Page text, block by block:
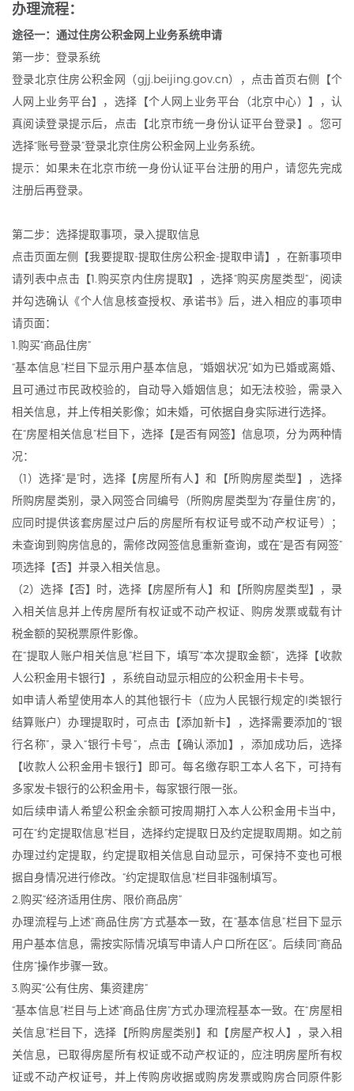
办理流程：
途径一：通过住房公积金网上业务系统申请
第一步：登录系统
登录北京住房公积金网（gjj.beijing.gov.cn），点击首页右侧【个
人网上业务平台】，选择【个人网上业务平台（北京中心）】，认
真阅读登录提示后，点击【北京市统一身份认证平台登录】。您可
选择“账号登录”登录北京住房公积金网上业务系统。
提示：如果未在北京市统一身份认证平台注册的用户，请您先完成
注册后再登录。
第二步：选择提取事项，录入提取信息
点击页面左侧【我要提取-提取住房公积金-提取申请】，在新事项申
请列表中点击【1.购买京内住房提取】，选择“购买房屋类型”，阅读
并勾选确认《个人信息核查授权、承诺书》后，进入相应的事项申
请页面：
1.购买“商品住房”
“基本信息”栏目下显示用户基本信息，“婚姻状况”如为已婚或离婚、
且可通过市民政校验的，自动导入婚姻信息；如无法校验，需录入
相关信息，并上传相关影像；如未婚，可依据自身实际进行选择。
在“房屋相关信息”栏目下，选择【是否有网签】信息项，分为两种情
况：
（1）选择“是”时，选择【房屋所有人】和【所购房屋类型】，选择
所购房屋类别，录入网签合同编号（所购房屋类型为“存量住房”的，
应同时提供该套房屋过户后的房屋所有权证号或不动产权证号）；
未查询到购房信息的，需修改网签信息重新查询，或在“是否有网签”
项选择【否】并录入相关信息。
（2）选择【否】时，选择【房屋所有人】和【所购房屋类型】，录
入相关信息并上传房屋所有权证或不动产权证、购房发票或载有计
税金额的契税票原件影像。
在“提取人账户相关信息”栏目下，填写“本次提取金额”，选择【收款
人公积金用卡银行】，系统自动显示相应的公积金用卡卡号。
如申请人希望使用本人的其他银行卡（应为人民银行规定的I类银行
结算账户）办理提取时，可点击【添加新卡】，选择需要添加的“银
行名称”，录入“银行卡号”，点击【确认添加】，添加成功后，选择
【收款人公积金用卡银行】即可。每名缴存职工本人名下，可持有
多家发卡银行的公积金用卡，每家银行限一张。
如后续申请人希望公积金余额可按周期打入本人公积金用卡当中，
可在“约定提取信息”栏目，选择约定提取日及约定提取周期。如之前
办理过约定提取，约定提取相关信息自动显示，可保持不变也可根
据自身情况进行修改。“约定提取信息”栏目非强制填写。
2.购买“经济适用住房、限价商品房”
办理流程与上述“商品住房”方式基本一致，在“基本信息”栏目下显示
用户基本信息，需按实际情况填写申请人户口所在区”。后续同“商品
住房”操作步骤一致。
3.购买“公有住房、集资建房”
“基本信息”栏目与上述“商品住房”方式办理流程基本一致。在“房屋相
关信息”栏目下，选择【所购房屋类别】和【房屋产权人】，录入相
关信息，已取得房屋所有权证或不动产权证的，应注明房屋所有权
证或不动产权证号，并上传购房收据或购房发票或购房合同原件影